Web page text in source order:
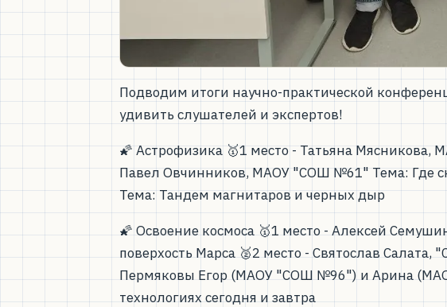
Подводим итоги научно-практической
удивить слушателей и экспертов!
🌠 Астрофизика 🥇1 место - Татьяна
Павел Овчинников, МАОУ "СОШ №61" Тема: Где
Тема: Тандем магнитаров и черных дыр
🌠 Освоение космоса 🥇1 место - Алексей
поверхость Марса 🥈2 место - Святослав
Пермяковы Егор (МАОУ "СОШ №96") и Арина
технологиях сегодня и завтра